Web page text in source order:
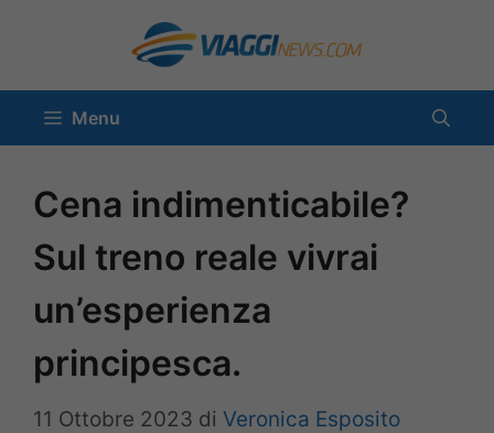
contenuto
Menu
Cena indimenticabile?
Sul treno reale vivrai
un’esperienza
principesca.
11 Ottobre 2023 di Veronica Esposito